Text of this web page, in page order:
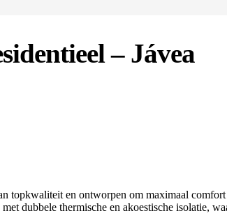
– Jávea
topkwaliteit en ontworpen om maximaal
dubbele thermische en akoestische isolatie,